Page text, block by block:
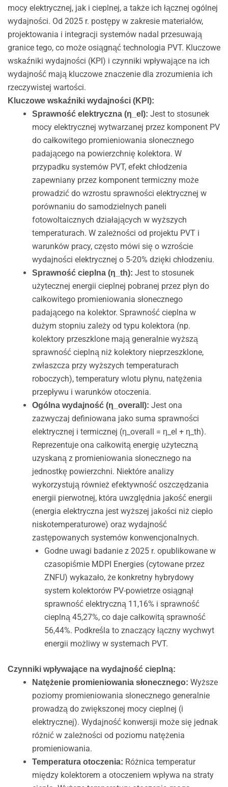
mocy elektrycznej, jak i cieplnej, a także ich łącznej ogólnej
wydajności. Od 2025 r. postępy w zakresie materiałów,
projektowania i integracji systemów nadal przesuwają
granice tego, co może osiągnąć technologia PVT. Kluczowe
wskaźniki wydajności (KPI) i czynniki wpływające na ich
wydajność mają kluczowe znaczenie dla zrozumienia ich
rzeczywistej wartości.
Kluczowe wskaźniki wydajności (KPI):
Sprawność elektryczna (η_el): Jest to stosunek
mocy elektrycznej wytwarzanej przez komponent PV
do całkowitego promieniowania słonecznego
padającego na powierzchnię kolektora. W
przypadku systemów PVT, efekt chłodzenia
zapewniany przez komponent termiczny może
prowadzić do wzrostu sprawności elektrycznej w
porównaniu do samodzielnych paneli
fotowoltaicznych działających w wyższych
temperaturach. W zależności od projektu PVT i
warunków pracy, często mówi się o wzroście
wydajności elektrycznej o 5-20% dzięki chłodzeniu.
Sprawność cieplna (η_th): Jest to stosunek
użytecznej energii cieplnej pobranej przez płyn do
całkowitego promieniowania słonecznego
padającego na kolektor. Sprawność cieplna w
dużym stopniu zależy od typu kolektora (np.
kolektory przeszklone mają generalnie wyższą
sprawność cieplną niż kolektory nieprzeszklone,
zwłaszcza przy wyższych temperaturach
roboczych), temperatury wlotu płynu, natężenia
przepływu i warunków otoczenia.
Ogólna wydajność (η_overall): Jest ona
zazwyczaj definiowana jako suma sprawności
elektrycznej i termicznej (η_overall = η_el + η_th).
Reprezentuje ona całkowitą energię użyteczną
uzyskaną z promieniowania słonecznego na
jednostkę powierzchni. Niektóre analizy
wykorzystują również efektywność oszczędzania
energii pierwotnej, która uwzględnia jakość energii
(energia elektryczna jest wyższej jakości niż ciepło
niskotemperaturowe) oraz wydajność
zastępowanych systemów konwencjonalnych.
Godne uwagi badanie z 2025 r. opublikowane w
czasopiśmie MDPI Energies (cytowane przez
ZNFU) wykazało, że konkretny hybrydowy
system kolektorów PV-powietrze osiągnął
sprawność elektryczną 11,16% i sprawność
cieplną 45,27%, co daje całkowitą sprawność
56,44%. Podkreśla to znaczący łączny wychwyt
energii możliwy w systemach PVT.
Czynniki wpływające na wydajność cieplną:
Natężenie promieniowania słonecznego: Wyższe
poziomy promieniowania słonecznego generalnie
prowadzą do zwiększonej mocy cieplnej (i
elektrycznej). Wydajność konwersji może się jednak
różnić w zależności od poziomu natężenia
promieniowania.
Temperatura otoczenia: Różnica temperatur
między kolektorem a otoczeniem wpływa na straty